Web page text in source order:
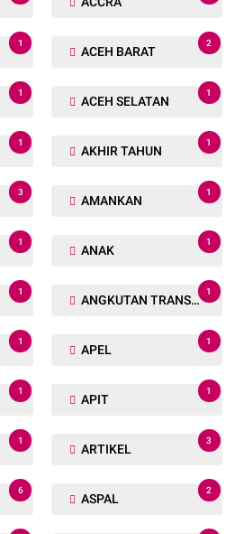
1
ACEH BARAT
2
1
ACEH SELATAN
1
1
AKHIR TAHUN
1
3
AMANKAN
1
1
ANAK
1
1
ANGKUTAN TRANSPORTASI
1
1
APEL
1
1
APIT
1
1
ARTIKEL
3
6
ASPAL
2